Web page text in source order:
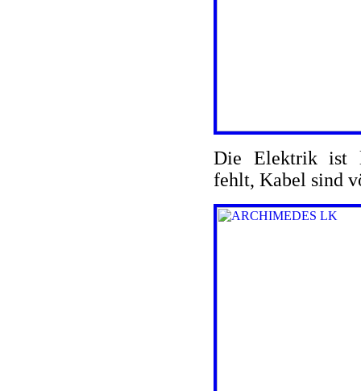
Die Elektrik ist
fehlt, Kabel sind